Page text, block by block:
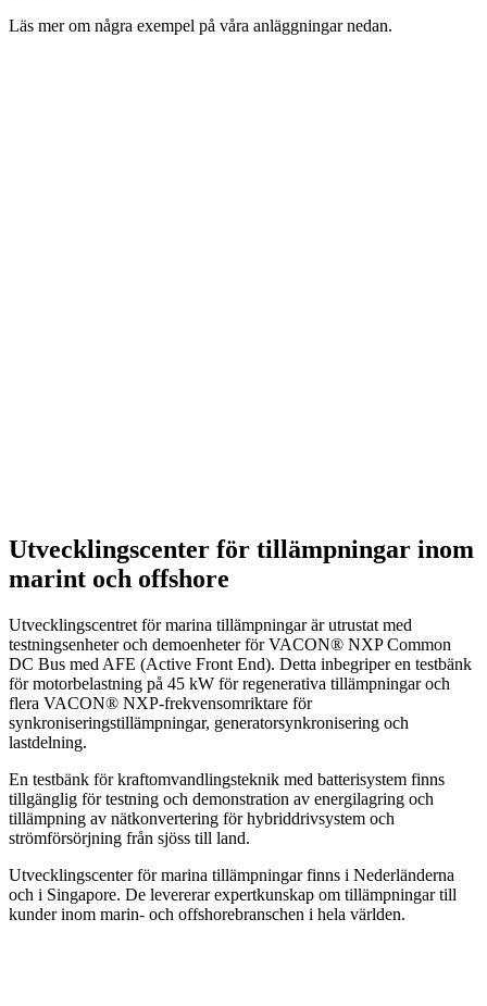
Läs mer om några exempel på våra anläggningar nedan.
Utvecklingscenter för tillämpningar inom
marint och offshore
Utvecklingscentret för marina tillämpningar är utrustat med
testningsenheter och demoenheter för VACON® NXP Common
DC Bus med AFE (Active Front End). Detta inbegriper en testbänk
för motorbelastning på 45 kW för regenerativa tillämpningar och
flera VACON® NXP-frekvensomriktare för
synkroniseringstillämpningar, generatorsynkronisering och
lastdelning.
En testbänk för kraftomvandlingsteknik med batterisystem finns
tillgänglig för testning och demonstration av energilagring och
tillämpning av nätkonvertering för hybriddrivsystem och
strömförsörjning från sjöss till land.
Utvecklingscenter för marina tillämpningar finns i Nederländerna
och i Singapore. De levererar expertkunskap om tillämpningar till
kunder inom marin- och offshorebranschen i hela världen.